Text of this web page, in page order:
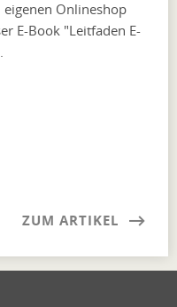
Onlineshop
E-Book "Leitfaden E-
ZUM ARTIKEL